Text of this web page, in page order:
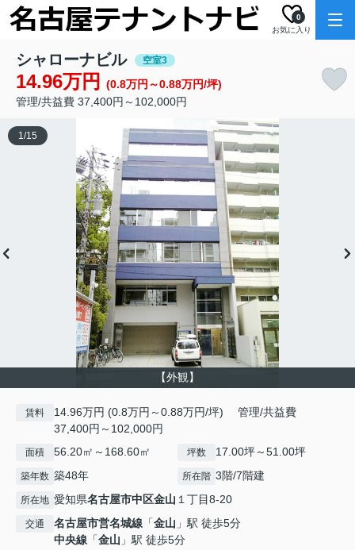
お気に入り
0
シャローナビル 空室3
14.96万円
(0.8万円～0.88万円/坪)
管理/共益費 37,400円～102,000円
【外観】
1/15
賃料
14.96万円 (0.8万円～0.88万円/坪) 管理/共益費
37,400円～102,000円
面積 56.20㎡～168.60㎡ 坪数 17.00坪～51.00坪
築年数 築48年 所在階 3階/7階建
所在地 愛知県名古屋市中区金山 １丁目8-20
交通 名古屋市営名城線 「金山 」駅 徒歩5分
中央線 「金山 」駅 徒歩5分